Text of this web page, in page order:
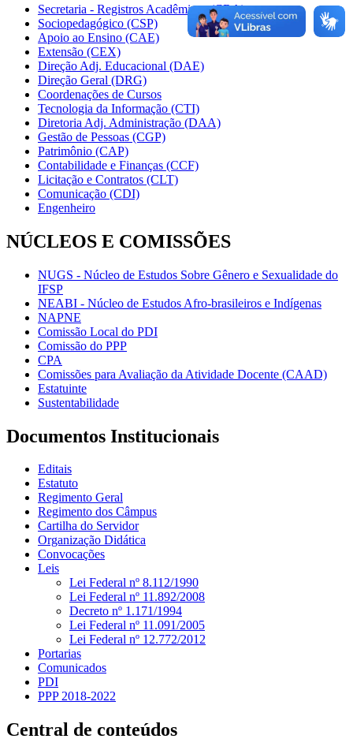
Secretaria - Registros Acadêmicos (CRA)
Sociopedagógico (CSP)
Apoio ao Ensino (CAE)
Extensão (CEX)
Direção Adj. Educacional (DAE)
Direção Geral (DRG)
Coordenações de Cursos
Tecnologia da Informação (CTI)
Diretoria Adj. Administração (DAA)
Gestão de Pessoas (CGP)
Patrimônio (CAP)
Contabilidade e Finanças (CCF)
Licitação e Contratos (CLT)
Comunicação (CDI)
Engenheiro
NÚCLEOS E COMISSÕES
NUGS - Núcleo de Estudos Sobre Gênero e Sexualidade do
IFSP
NEABI - Núcleo de Estudos Afro-brasileiros e Indígenas
NAPNE
Comissão Local do PDI
Comissão do PPP
CPA
Comissões para Avaliação da Atividade Docente (CAAD)
Estatuinte
Sustentabilidade
Documentos Institucionais
Editais
Estatuto
Regimento Geral
Regimento dos Câmpus
Cartilha do Servidor
Organização Didática
Convocações
Leis
Lei Federal nº 8.112/1990
Lei Federal nº 11.892/2008
Decreto nº 1.171/1994
Lei Federal nº 11.091/2005
Lei Federal nº 12.772/2012
Portarias
Comunicados
PDI
PPP 2018-2022
Central de conteúdos